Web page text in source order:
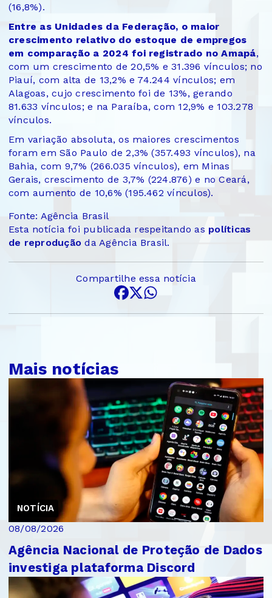
(16,8%).
Entre as Unidades da Federação, o maior
crescimento relativo do estoque de empregos
em comparação a 2024 foi registrado no Amapá,
com um crescimento de 20,5% e 31.396 vínculos; no
Piauí, com alta de 13,2% e 74.244 vínculos; em
Alagoas, cujo crescimento foi de 13%, gerando
81.633 vínculos; e na Paraíba, com 12,9% e 103.278
vínculos.
Em variação absoluta, os maiores crescimentos
foram em São Paulo de 2,3% (357.493 vínculos), na
Bahia, com 9,7% (266.035 vínculos), em Minas
Gerais, crescimento de 3,7% (224.876) e no Ceará,
com aumento de 10,6% (195.462 vínculos).
Fonte: Agência Brasil
Esta notícia foi publicada respeitando as políticas
de reprodução da Agência Brasil.
Compartilhe essa notícia
Mais notícias
NOTÍCIA
08/08/2026
Agência Nacional de Proteção de Dados
investiga plataforma Discord